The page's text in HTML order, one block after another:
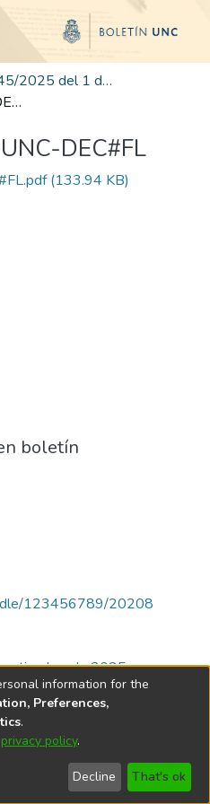
Edición 045/2025 del 1 de septiembre de 2025
RD-2025-1647-UNC-DEC#FL
DEC#FL
(133.94 KB)
boletín
123456789/20208
de 2025
de Córdoba
information for the
Preferences,
.
privacy policy.
Decline That's ok